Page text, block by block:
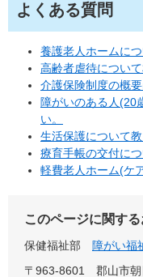
よくある質問
養護老人ホームに
高齢者虐待につい
介護保険制度の概
障がいのある人(20
い。
生活保護について教
療育手帳の交付に
軽費老人ホーム(ケ
このページに関す
保健福祉部
障がい福
〒963-8601
郡山市